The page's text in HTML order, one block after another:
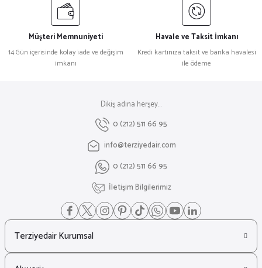
Müşteri Memnuniyeti
14 Gün içerisinde kolay iade ve değişim
imkanı
Havale ve Taksit İmkanı
Kredi kartınıza taksit ve banka havalesi
ile ödeme
Dikiş adına herşey...
0 (212) 511 66 95
info@terziyedair.com
0 (212) 511 66 95
İletişim Bilgilerimiz
Terziyedair Kurumsal